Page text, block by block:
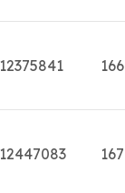
12375841 166
12447083 167